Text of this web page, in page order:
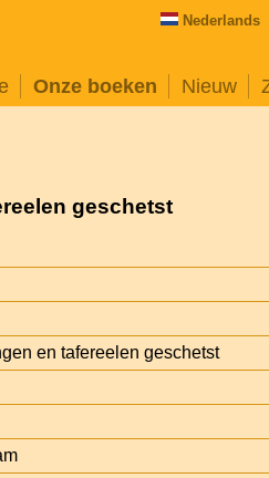
Nederlands
Onze boeken Nieuw
geschetst
en tafereelen geschetst